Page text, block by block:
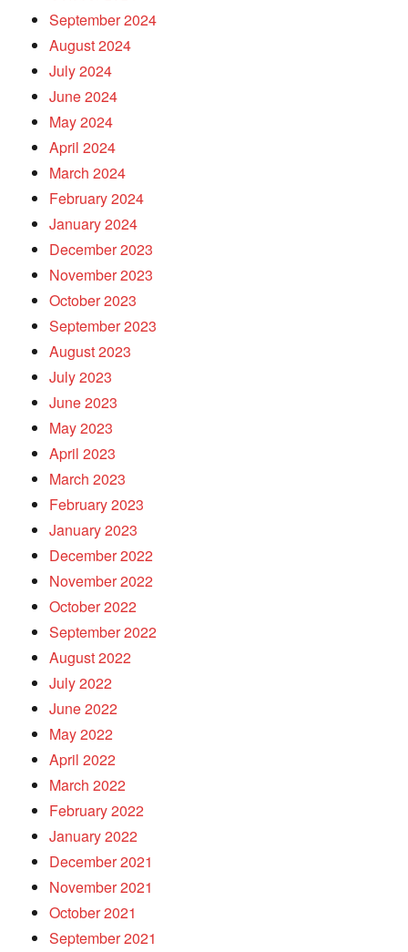
September 2024
August 2024
July 2024
June 2024
May 2024
April 2024
March 2024
February 2024
January 2024
December 2023
November 2023
October 2023
September 2023
August 2023
July 2023
June 2023
May 2023
April 2023
March 2023
February 2023
January 2023
December 2022
November 2022
October 2022
September 2022
August 2022
July 2022
June 2022
May 2022
April 2022
March 2022
February 2022
January 2022
December 2021
November 2021
October 2021
September 2021